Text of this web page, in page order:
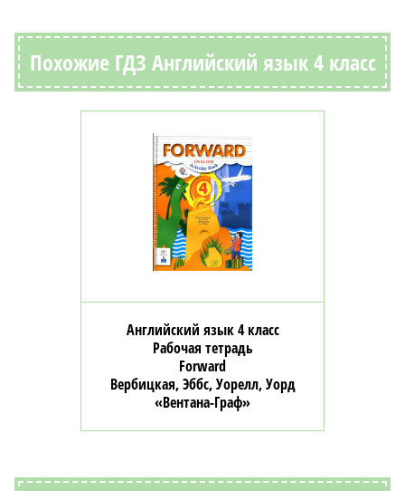
Похожие ГДЗ Английский язык 4 класс
Английский язык 4 класс
Рабочая тетрадь
Forward
Вербицкая, Эббс, Уорелл, Уорд
«Вентана-Граф»